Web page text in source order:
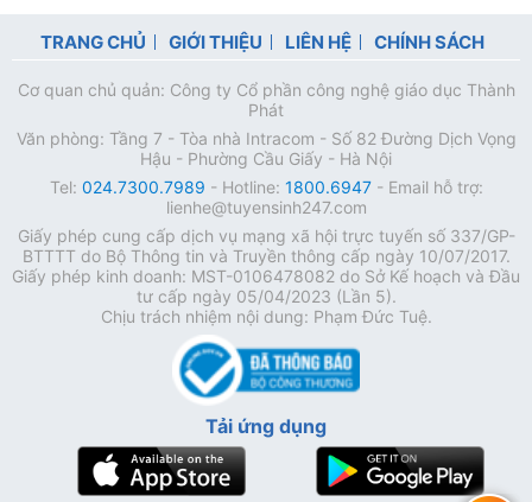
TRANG CHỦ GIỚI THIỆU LIÊN HỆ CHÍNH SÁCH
Cơ quan chủ quản: Công ty Cổ phần công nghệ giáo dục Thành
Phát
Văn phòng: Tầng 7 - Tòa nhà Intracom - Số 82 Đường Dịch Vọng
Hậu - Phường Cầu Giấy - Hà Nội
Tel: 024.7300.7989 - Hotline: 1800.6947- Email hỗ trợ:
lienhe@tuyensinh247.com
Giấy phép cung cấp dịch vụ mạng xã hội trực tuyến số 337/GP-
BTTTT do Bộ Thông tin và Truyền thông cấp ngày 10/07/2017.
Giấy phép kinh doanh: MST-0106478082 do Sở Kế hoạch và Đầu
tư cấp ngày 05/04/2023 (Lần 5).
Chịu trách nhiệm nội dung: Phạm Đức Tuệ.
Tải ứng dụng